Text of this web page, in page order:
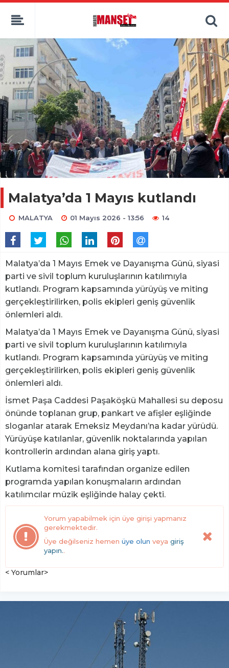
Malatya’da 1 Mayıs kutlandı
MALATYA 01 Mayıs 2026 - 13:56 14
Malatya’da 1 Mayıs Emek ve Dayanışma Günü, siyasi
parti ve sivil toplum kuruluşlarının katılımıyla
kutlandı. Program kapsamında yürüyüş ve miting
gerçekleştirilirken, polis ekipleri geniş güvenlik
önlemleri aldı.
Malatya’da 1 Mayıs Emek ve Dayanışma Günü, siyasi
parti ve sivil toplum kuruluşlarının katılımıyla
kutlandı. Program kapsamında yürüyüş ve miting
gerçekleştirilirken, polis ekipleri geniş güvenlik
önlemleri aldı.
İsmet Paşa Caddesi Paşaköşkü Mahallesi su deposu
önünde toplanan grup, pankart ve afişler eşliğinde
sloganlar atarak Emeksiz Meydanı’na kadar yürüdü.
Yürüyüşe katılanlar, güvenlik noktalarında yapılan
kontrollerin ardından alana giriş yaptı.
Kutlama komitesi tarafından organize edilen
programda yapılan konuşmaların ardından
katılımcılar müzik eşliğinde halay çekti.
Yorum yapabilmek için üye girişi yapmanız
gerekmektedir.
Üye değilseniz hemen üye olun veya giriş
yapın..
< Yorumlar>